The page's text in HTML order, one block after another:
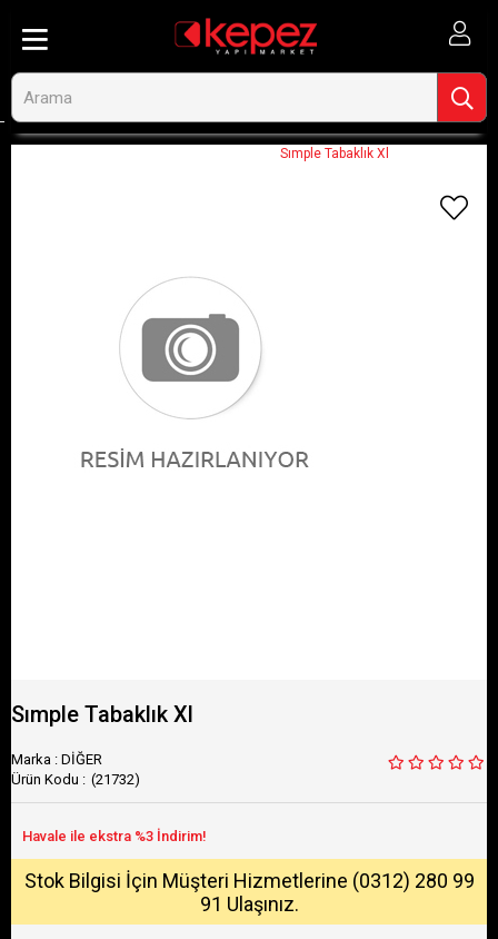
Sımple Tabaklık Xl
Sımple Tabaklık Xl
Marka : DİĞER
(21732)
Stok Bilgisi İçin Müşteri Hizmetlerine (0312) 280 99
91 Ulaşınız.